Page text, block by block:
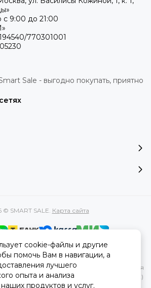
9:00 до 21:00
770301001
Sale - выгодно покупать, приятно
© SMART SALE. Карта сайта
на сайте информация, касающаяся
стоимости товаров и услуг, носит
и ни при каких условиях не является
положениями Статьи 437(2)
кодекса РФ.
cookie-файлы и другие
помочь Вам в навигации, а
лучшего
опыта и анализа
продуктов и услуг.